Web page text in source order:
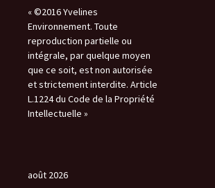
« ©2016 Yvelines
Environnement. Toute
reproduction partielle ou
intégrale, par quelque moyen
que ce soit, est non autorisée
et strictement interdite. Article
L.1224 du Code de la Propriété
Intellectuelle »
août 2026